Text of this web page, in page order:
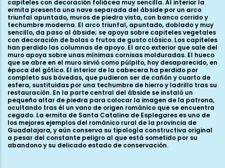
capiteles con decoración foliácea muy sencilla. Al interior la
ermita presenta una nave separada del ábside por un arco
triunfal apuntado, muros de piedra vista, con banco corrido y
techumbre moderna. El arco triunfal, apuntado, doblado y muy
sencillo, da paso al ábside; se apoya sobre capiteles vegetales
con decoración de bolas o frutos de gusto clásico. Los capiteles
han perdido las columnas de apoyo. El arco exterior que sale del
muro apoya sobre unas mínimas cornisas molduradas. El hueco
que se abre en el muro sirvió como púlpito, hoy desaparecido, en
época del gótico. El interior de la cabecera ha perdido por
completo sus bóvedas, que pudieron ser de cañón y cuarto de
esfera, sustituidas por una techumbre de hierro y ladrillo tras su
restauración. En la parte central del ábside se instaló un
pequeño altar de piedra para colocar la imagen de la patrona,
ocultando tras él un vano de origen románico que se encuentra
cegado. La ermita de Santa Catalina de Esplegares es uno de
los mejores ejemplos del románico rural de la provincia de
Guadalajara, y aún conserva su tipología constructiva original
a pesar del constante peligro al que está sometido por su
abandono y su delicado estado de conservación.